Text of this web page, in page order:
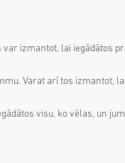
izmantot, lai iegādātos
Varat arī tos izmantot,
visu, ko vēlas, un